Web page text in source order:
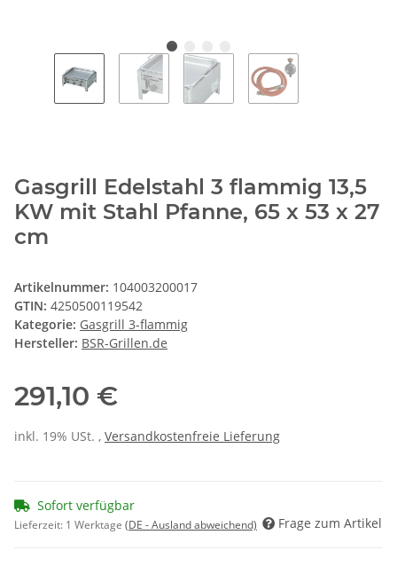
Gasgrill Edelstahl 3 flammig 13,5
KW mit Stahl Pfanne, 65 x 53 x 27
cm
Artikelnummer: 104003200017
GTIN: 4250500119542
Kategorie: Gasgrill 3-flammig
Hersteller: BSR-Grillen.de
291,10 €
inkl. 19% USt. , Versandkostenfreie Lieferung
Sofort verfügbar
Lieferzeit: 1 Werktage (DE - Ausland abweichend) Frage zum Artikel